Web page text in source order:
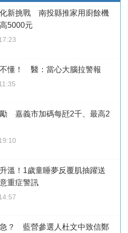
新挑戰 南投縣推家用廚餘機
5000元
懂！ 醫：當心大腦拉警報
嘉義市加碼每瓩2千、最高2
溫！1歲童睡夢反覆肌抽躍送
重症警訊
？ 藍營參選人杜文中致信鄭